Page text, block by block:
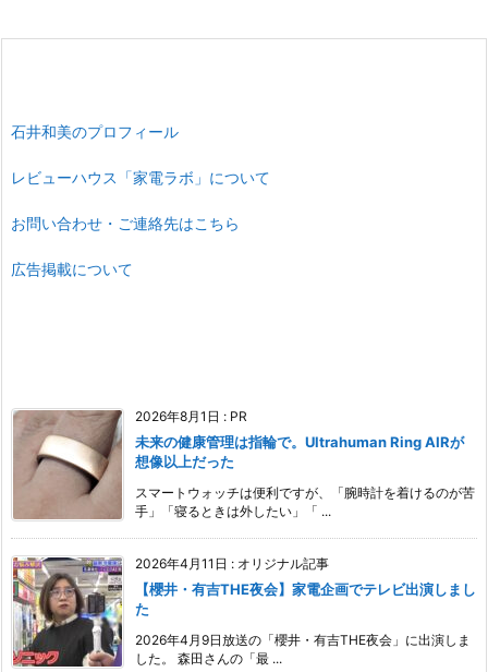
石井和美のプロフィール
レビューハウス「家電ラボ」について
お問い合わせ・ご連絡先はこちら
広告掲載について
2026年8月1日 : PR
未来の健康管理は指輪で。Ultrahuman Ring AIRが
想像以上だった
スマートウォッチは便利ですが、「腕時計を着けるのが苦
手」「寝るときは外したい」「 ...
2026年4月11日 : オリジナル記事
【櫻井・有吉THE夜会】家電企画でテレビ出演しまし
た
2026年4月9日放送の「櫻井・有吉THE夜会」に出演しま
した。 森田さんの「最 ...